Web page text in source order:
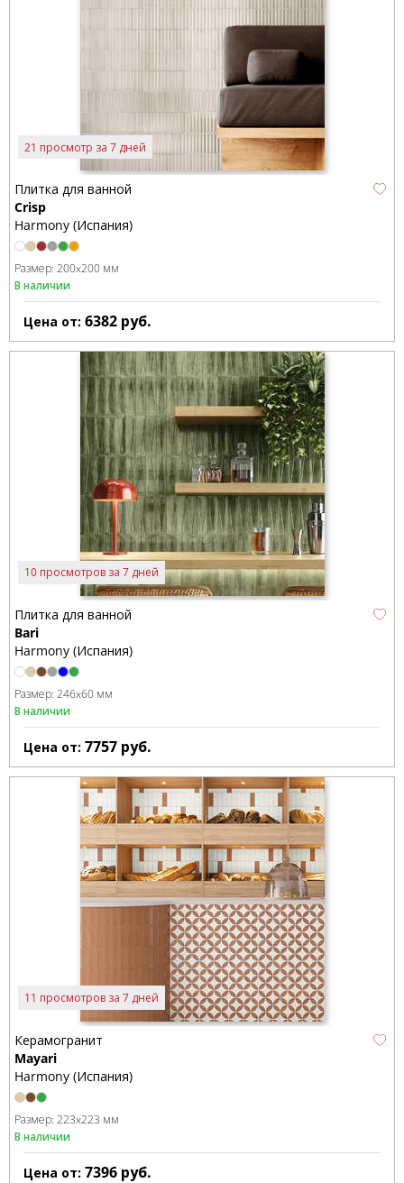
21 просмотр за 7 дней
Плитка для ванной
Crisp
Harmony (Испания)
Размер: 200x200 мм
В наличии
Цена от: 6382 руб.
10 просмотров за 7 дней
Плитка для ванной
Bari
Harmony (Испания)
Размер: 246x60 мм
В наличии
Цена от: 7757 руб.
11 просмотров за 7 дней
Керамогранит
Mayari
Harmony (Испания)
Размер: 223x223 мм
В наличии
Цена от: 7396 руб.